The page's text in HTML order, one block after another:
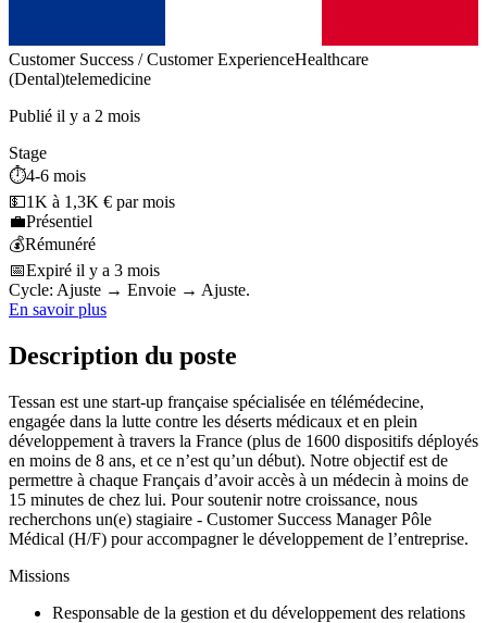
Customer Success / Customer ExperienceHealthcare
(Dental)telemedicine
Publié il y a 2 mois
Stage
⏱️4-6 mois
💵1K à 1,3K € par mois
💼Présentiel
💰Rémunéré
📅Expiré il y a 3 mois
Cycle: Ajuste → Envoie → Ajuste.
En savoir plus
Description du poste
Tessan est une start-up française spécialisée en télémédecine,
engagée dans la lutte contre les déserts médicaux et en plein
développement à travers la France (plus de 1600 dispositifs déployés
en moins de 8 ans, et ce n’est qu’un début). Notre objectif est de
permettre à chaque Français d’avoir accès à un médecin à moins de
15 minutes de chez lui. Pour soutenir notre croissance, nous
recherchons un(e) stagiaire - Customer Success Manager Pôle
Médical (H/F) pour accompagner le développement de l’entreprise.
Missions
Responsable de la gestion et du développement des relations